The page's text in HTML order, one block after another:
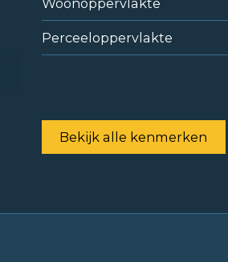
Woonoppervlakte
Perceeloppervlakte
Bekijk alle kenmerken